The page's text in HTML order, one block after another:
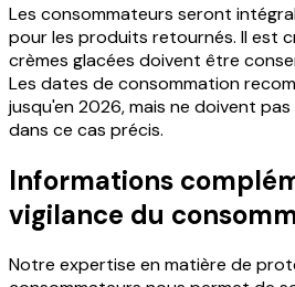
Les consommateurs seront
pour les produits retournés. Il est
crèmes glacées doivent être
Les dates de consommation
jusqu'en 2026, mais ne doivent
dans ce cas précis.
Informations
vigilance du
Notre expertise en matière de